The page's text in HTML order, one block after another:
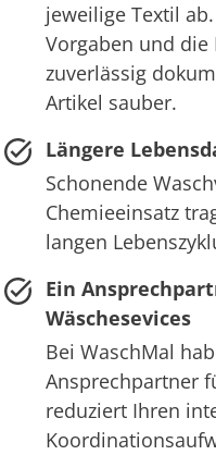
jeweilige Textil
Vorgaben und
zuverlässig
Artikel sauber.
Längere
Schonende
Chemieeinsatz
langen
Ein
Wäschesevices
Bei WaschMal
Ansprechpartner
reduziert Ihren